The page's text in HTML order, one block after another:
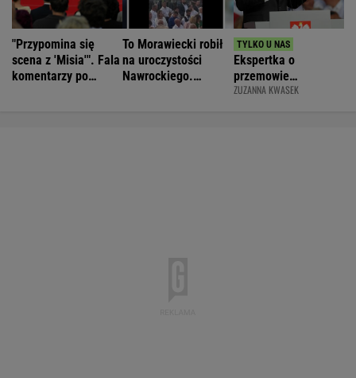
"Przypomina się
scena z 'Misia'". Fala
komentarzy po
To Morawiecki robił
na uroczystości
Nawrockiego.
Ekspertka o
przemowie
Nawrockiego.
ZUZANNA KWASEK